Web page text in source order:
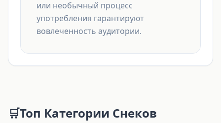
или необычный процесс
употребления гарантируют
вовлеченность аудитории.
🛒Топ Категории Снеков